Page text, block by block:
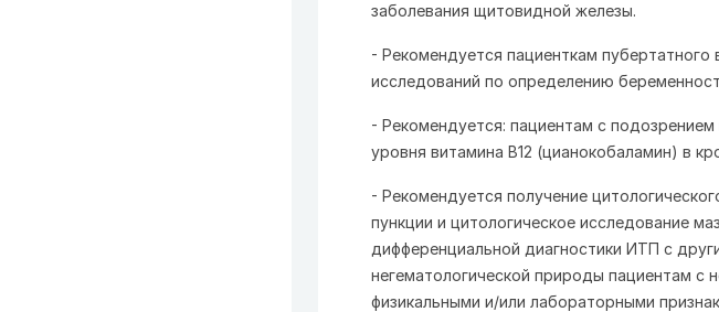
заболевания щитовидной железы.
- Рекомендуется пациенткам пубертатного
исследований по определению
- Рекомендуется: пациентам с
уровня витамина В12 (цианокобаламин) в
- Рекомендуется получение
пункции и цитологическое исследование
дифференциальной диагностики ИТП с
негематологической природы пациентам с
физикальными и/или лабораторными